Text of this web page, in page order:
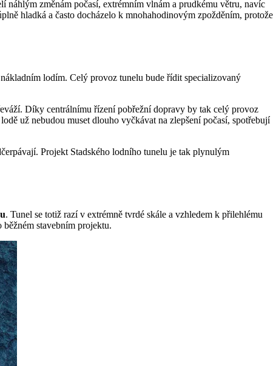
náhlým změnám počasí, extrémním vlnám a prudkému větru, navíc
hladká a často docházelo k mnohahodinovým zpožděním, protože
lodím. Celý provoz tunelu bude řídit specializovaný
Díky centrálnímu řízení pobřežní dopravy by tak celý provoz
už nebudou muset dlouho vyčkávat na zlepšení počasí, spotřebují
Projekt Stadského lodního tunelu je tak plynulým
. Tunel se totiž razí v extrémně tvrdé skále a vzhledem k přilehlému
běžném stavebním projektu.